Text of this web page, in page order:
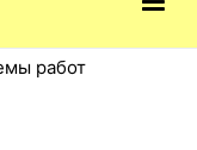
работ